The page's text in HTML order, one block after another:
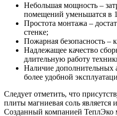
Небольшая мощность –
помещений уменьшатся в
Простота монтажа –
стенке;
Пожарная безопасность –
Надлежащее качество
длительную работу
Наличие дополнительных
более удобной
Следует отметить, что
плиты магниевая соль
Созданный компанией ТеплЭко